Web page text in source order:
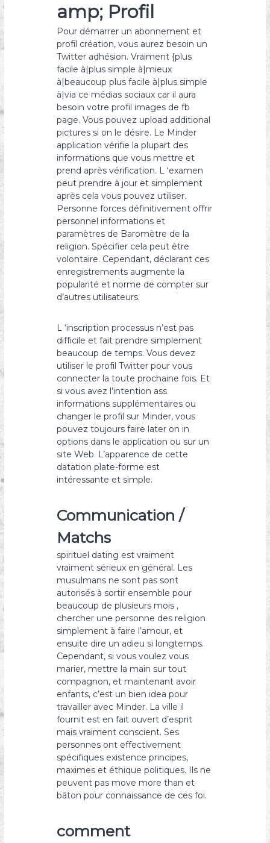
amp; Profil
Pour démarrer un abonnement et
profil création, vous aurez besoin un
Twitter adhésion. Vraiment {plus
facile à|plus simple à|mieux
à|beaucoup plus facile à|plus simple
à|via ce médias sociaux car il aura
besoin votre profil images de fb
page. Vous pouvez upload additional
pictures si on le désire. Le Minder
application vérifie la plupart des
informations que vous mettre et
prend après vérification. L ‘examen
peut prendre à jour et simplement
après cela vous pouvez utiliser.
Personne forces définitivement offrir
personnel informations et
paramètres de Baromètre de la
religion. Spécifier cela peut être
volontaire. Cependant, déclarant ces
enregistrements augmente la
popularité et norme de compter sur
d’autres utilisateurs.
L ‘inscription processus n’est pas
difficile et fait prendre simplement
beaucoup de temps. Vous devez
utiliser le profil Twitter pour vous
connecter la toute prochaine fois. Et
si vous avez l’intention ass
informations supplémentaires ou
changer le profil sur Minder, vous
pouvez toujours faire later on in
options dans le application ou sur un
site Web. L’apparence de cette
datation plate-forme est
intéressante et simple.
Communication /
Matchs
spirituel dating est vraiment
vraiment sérieux en général. Les
musulmans ne sont pas sont
autorisés à sortir ensemble pour
beaucoup de plusieurs mois ,
chercher une personne des religion
simplement à faire l’amour, et
ensuite dire un adieu si longtemps.
Cependant, si vous voulez vous
marier, mettre la main sur tout
compagnon, et maintenant avoir
enfants, c’est un bien idea pour
travailler avec Minder. La ville il
fournit est en fait ouvert d’esprit
mais vraiment conscient. Ses
personnes ont effectivement
spécifiques existence principes,
maximes et éthique politiques. Ils ne
peuvent pas move more than et
bâton pour connaissance de ces foi.
comment